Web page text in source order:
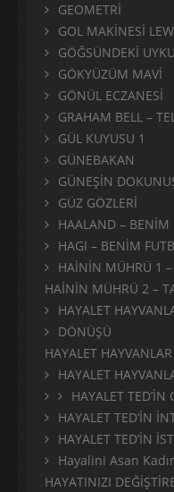
GEOMETRİ
GOL MAKİNESİ
GÖĞSÜNDEKİ
GÖKYÜZÜM MAVİ
GÖNÜL ECZANESİ
GRAHAM BELL –
GÜL KUYUSU 1
GÜNEBAKAN
GÜNEŞİN
GÜZ GÖZLERİ
HAALAND –
HAGI – BENİM
HAİNİN MÜHRÜ 1
HAİNİN MÜHRÜ 2 –
HAYALET
DÖNÜŞÜ
HAYALET
HAYALET
HAYALET TED’İN
HAYALET TED’İN
HAYALET TED’İN
Hayalini Asan
HAYATINIZI